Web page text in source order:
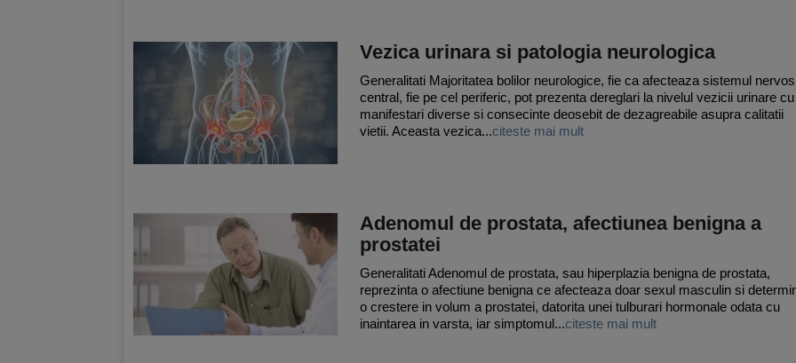
Vezica urinara si patologia neurologica
Generalitati Majoritatea bolilor neurologice, fie ca afecteaza sistemul nervos
central, fie pe cel periferic, pot prezenta dereglari la nivelul vezicii urinare cu
manifestari diverse si consecinte deosebit de dezagreabile asupra calitatii
vietii. Aceasta vezica...citeste mai mult
Adenomul de prostata, afectiunea benigna a
prostatei
Generalitati Adenomul de prostata, sau hiperplazia benigna de prostata,
reprezinta o afectiune benigna ce afecteaza doar sexul masculin si
o crestere in volum a prostatei, datorita unei tulburari hormonale odata cu
inaintarea in varsta, iar simptomul...citeste mai mult